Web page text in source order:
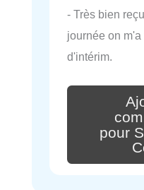
- Très bien
journée on
d'intérim.
pour